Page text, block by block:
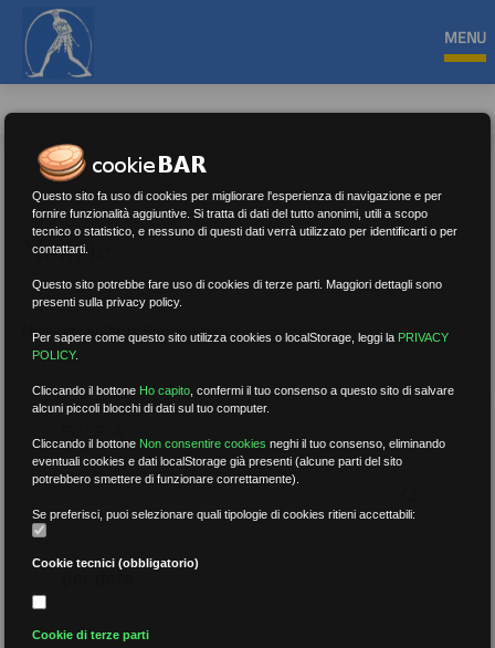
MENU
Notizie
Nessun risultato.Rimuovi filtri
per data
Questo sito fa uso di cookies per migliorare l'esperienza di navigazione e per
fornire funzionalità aggiuntive. Si tratta di dati del tutto anonimi, utili a scopo
tecnico o statistico, e nessuno di questi dati verrà utilizzato per identificarti o per
contattarti.
Questo sito potrebbe fare uso di cookies di terze parti. Maggiori dettagli sono
presenti sulla privacy policy.
Per sapere come questo sito utilizza cookies o localStorage, leggi la PRIVACY
POLICY.
Cliccando il bottone Ho capito ,confermi il tuo consenso a questo sito di salvare
alcuni piccoli blocchi di dati sul tuo computer.
Cliccando il bottone Non consentire cookies neghi il tuo consenso, eliminando
eventuali cookies e dati localStorage già presenti (alcune parti del sito
potrebbero smettere di funzionare correttamente).
Se preferisci, puoi selezionare quali tipologie di cookies ritieni accettabili:
Cookie tecnici (obbligatorio)
Cookie di terze parti